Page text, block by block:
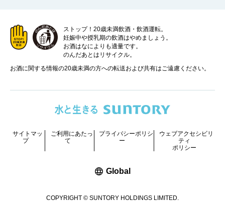
ストップ！20歳未満飲酒・飲酒運転。
妊娠中や授乳期の飲酒はやめましょう。
お酒はなによりも適量です。
のんだあとはリサイクル。
お酒に関する情報の20歳未満の方への転送および共有はご遠慮ください。
COPYRIGHT © SUNTORY HOLDINGS LIMITED.
サイトマッ
プ
ご利用にあたっ
て
プライバシーポリシ
ー
ウェブアクセシビリ
ティ
ポリシー
Global新しいウィンドウで開く